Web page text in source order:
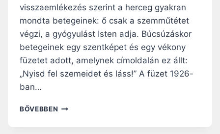
visszaemlékezés szerint a herceg gyakran
mondta betegeinek: ő csak a szemműtétet
végzi, a gyógyulást Isten adja. Búcsúzáskor
betegeinek egy szentképet és egy vékony
füzetet adott, amelynek címoldalán ez állt:
„Nyisd fel szemeidet és láss!” A füzet 1926-
ban…
BŐVEBBEN DR.